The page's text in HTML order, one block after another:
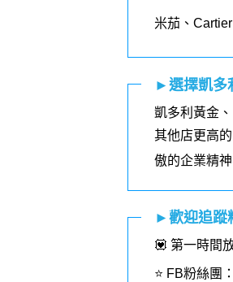
米茄、 Cartier
►選擇凱多
凱多利黃金
其他店更高
傲的企業精
►歡迎追蹤
💟 第一時間
⭐️ FB粉絲團 ：